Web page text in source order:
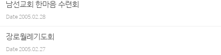
남선교회 한마음 수련회
Date2005.02.28
장로월례기도회
Date2005.02.27